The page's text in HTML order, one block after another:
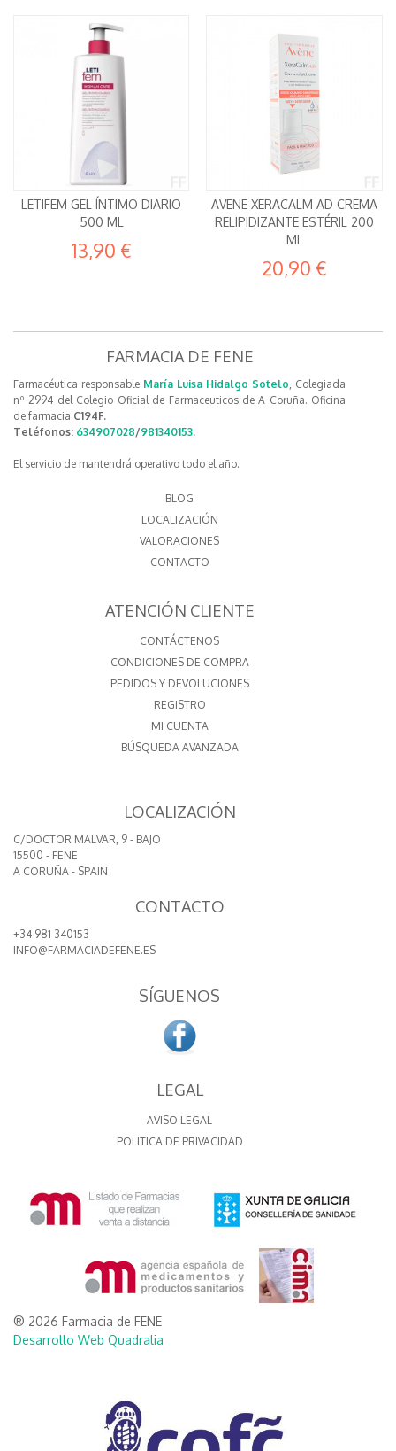
LETIFEM GEL ÍNTIMO DIARIO
500 ML
13,90 €
AVENE XERACALM AD CREMA
RELIPIDIZANTE ESTÉRIL 200
ML
20,90 €
FARMACIA DE FENE
Farmacéutica responsable María Luisa Hidalgo Sotelo, Colegiada
nº 2994 del Colegio Oficial de Farmaceuticos de A Coruña. Oficina
de farmacia C194F.
Teléfonos: 634907028/981340153.
El servicio de mantendrá operativo todo el año.
BLOG
LOCALIZACIÓN
VALORACIONES
CONTACTO
ATENCIÓN CLIENTE
CONTÁCTENOS
CONDICIONES DE COMPRA
PEDIDOS Y DEVOLUCIONES
REGISTRO
MI CUENTA
BÚSQUEDA AVANZADA
LOCALIZACIÓN
C/DOCTOR MALVAR, 9 - BAJO
15500 - FENE
A CORUÑA - SPAIN
CONTACTO
+34 981 340153
INFO@FARMACIADEFENE.ES
SÍGUENOS
LEGAL
AVISO LEGAL
POLITICA DE PRIVACIDAD
® 2026 Farmacia de FENE
Desarrollo Web Quadralia